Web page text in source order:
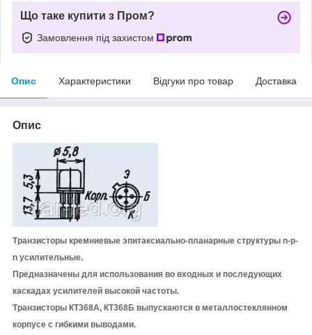
Що таке купити з Пром?
Замовлення під захистом
Опис Характеристики Відгуки про товар Доставка
Опис
Транзисторы кремниевые эпитаксиально-планарные структуры n-p-
n усилительные.
Предназначены для использования во входных и последующих
каскадах усилителей высокой частоты.
Транзисторы КТ368А, КТ368Б выпускаются в металлостеклянном
корпусе с гибкими выводами.